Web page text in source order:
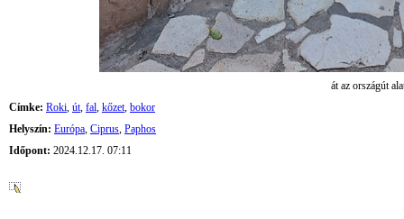
át az országút
Címke: Roki, út, fal, kőzet, bokor
Helyszín: Európa, Ciprus, Paphos
Időpont: 2024.12.17. 07:11